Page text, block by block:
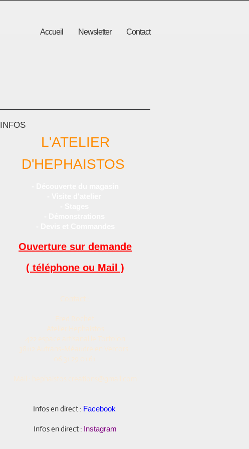
Accueil Newsletter Contact
INFOS
L'ATELIER
D'HEPHAISTOS
Ouverture sur demande
( téléphone ou Mail )
Infos en direct : Facebook
Infos en direct : Instagram